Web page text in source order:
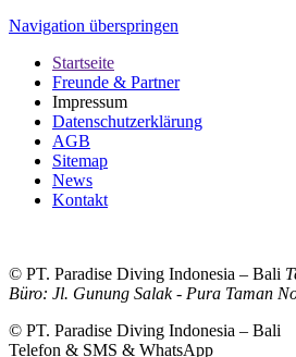
Navigation überspringen
Startseite
Freunde & Partner
Impressum
Datenschutzerklärung
AGB
Sitemap
News
Kontakt
© PT. Paradise Diving Indonesia – Bali
Büro: Jl. Gunung Salak - Pura Taman
© PT. Paradise Diving Indonesia – Bali
Telefon & SMS & WhatsApp